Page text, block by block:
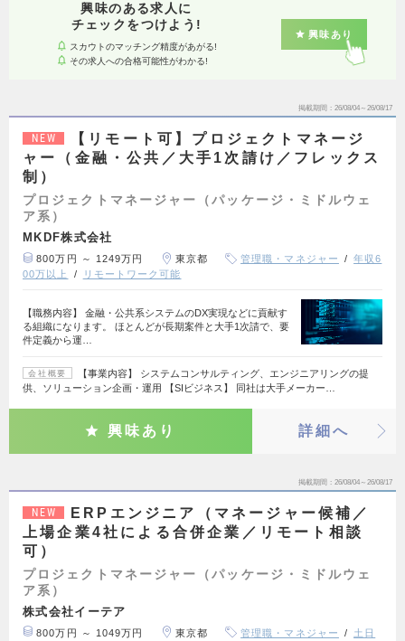
興味のある求人に
チェックをつけよう!
スカウトのマッチング精度があがる!
その求人への合格可能性がわかる!
興味あり
掲載期間 26/08/04～26/08/17
NEW
【リモート可】プロジェクトマネージ
ャー（金融・公共／大手1次請け／フレックス
制）
プロジェクトマネージャー（パッケージ・ミドルウェ
ア系）
MKDF株式会社
800万円 ～ 1249万円 東京都 管理職・マネジャー
年収6
00万以上
リモートワーク可能
【職務内容】 金融・公共系システムのDX実現などに貢献す
る組織になります。 ほとんどが長期案件と大手1次請で、要
件定義から運…
会社概要
【事業内容】 システムコンサルティング、エンジニアリングの提
供、ソリューション企画・運用 【SIビジネス】 同社は大手メーカー…
興味あり 詳細へ
掲載期間 26/08/04～26/08/17
NEW
ERPエンジニア（マネージャー候補／
上場企業4社による合併企業／リモート相談
可）
プロジェクトマネージャー（パッケージ・ミドルウェ
ア系）
株式会社イーテア
800万円 ～ 1049万円 東京都 管理職・マネジャー
土日